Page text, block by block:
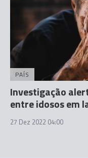
PAÍS
Investigação
entre idosos em
27 Dez 2022 04:00